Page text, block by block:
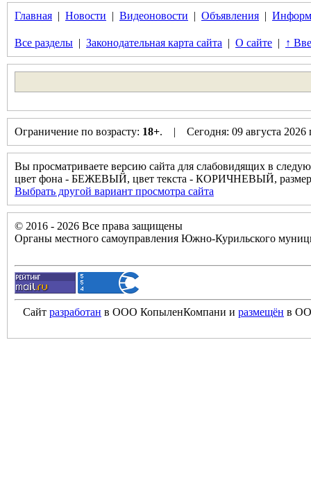
Главная | Новости | Видеоновости | Объявления |
Все разделы | Законодательная карта сайта | О сайте | ↑
Ограничение по возрасту: 18+. | Сегодня: 09 августа
Вы просматриваете версию сайта для слабовидящих в
цвет фона - БЕЖЕВЫЙ, цвет текста - КОРИЧНЕВЫЙ,
Выбрать другой вариант просмотра сайта
© 2016 - 2026 Все права защищены
Органы местного самоуправления Южно-Курильского
Сайт разработан в ООО КопыленКомпани и размещён в